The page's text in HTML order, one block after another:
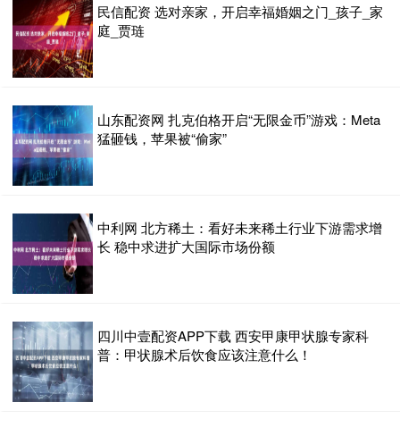
民信配资 选对亲家，开启幸福婚姻之门_孩子_家
庭_贾琏
山东配资网 扎克伯格开启“无限金币”游戏：Meta
猛砸钱，苹果被“偷家”
中利网 北方稀土：看好未来稀土行业下游需求增
长 稳中求进扩大国际市场份额
四川中壹配资APP下载 西安甲康甲状腺专家科
普：甲状腺术后饮食应该注意什么！